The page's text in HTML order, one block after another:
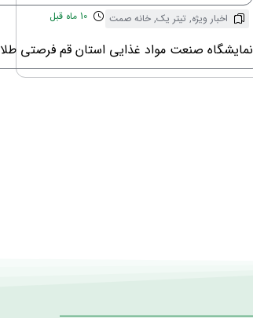
اخبار ویژه, تیتر یک, خانه صمت 10 ماه قبل
نمایشگاه صنعت مواد غذایی استان قم فرصتی